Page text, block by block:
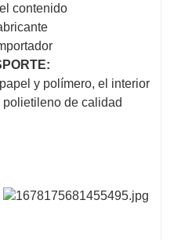
contenido
y polímero, el interior
de calidad